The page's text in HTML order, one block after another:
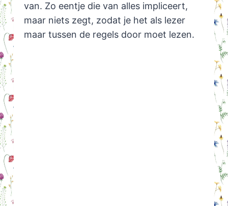
van. Zo eentje die van alles impliceert,
maar niets zegt, zodat je het als lezer
maar tussen de regels door moet lezen.